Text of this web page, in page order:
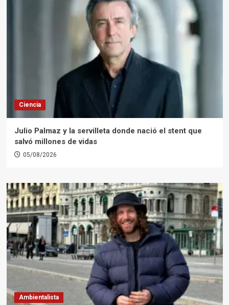
Ciencia
Julio Palmaz y la servilleta donde nació el stent que
salvó millones de vidas
05/08/2026
Ambientalista